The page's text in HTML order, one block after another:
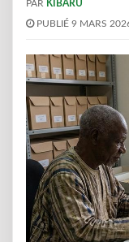
PAR KIBARU
PUBLIÉ 9 MARS